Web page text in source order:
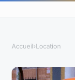
Accueil›Location